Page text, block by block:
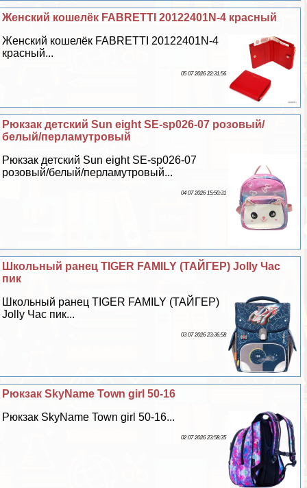
Женский кошелёк FABRETTI 20122401N-4 красный
Женский кошелёк FABRETTI 20122401N-4
красный...
05 07 2026 22:31:56
Рюкзак детский Sun eight SE-sp026-07 розовый/
белый/перламутровый
Рюкзак детский Sun eight SE-sp026-07
розовый/белый/перламутровый...
04 07 2026 15:50:31
Школьный ранец TIGER FAMILY (ТАЙГЕР) Jolly Час
пик
Школьный ранец TIGER FAMILY (ТАЙГЕР)
Jolly Час пик...
03 07 2026 23:36:58
Рюкзак SkyName Town girl 50-16
Рюкзак SkyName Town girl 50-16...
02 07 2026 23:58:35